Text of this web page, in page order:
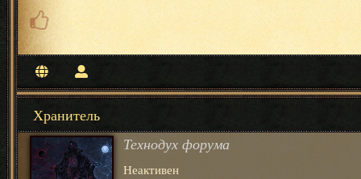
Хранитель
Технодух форума
Неактивен